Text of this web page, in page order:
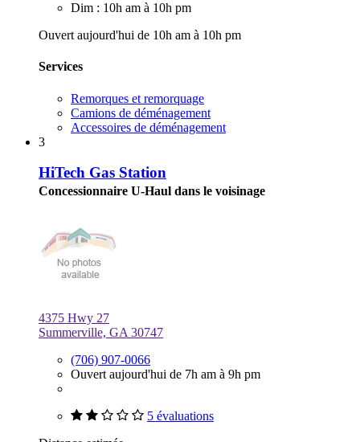
Dim : 10h am à 10h pm
Ouvert aujourd'hui de 10h am à 10h pm
Services
Remorques et remorquage
Camions de déménagement
Accessoires de déménagement
3
HiTech Gas Station
Concessionnaire U-Haul dans le voisinage
4375 Hwy 27
Summerville, GA 30747
(706) 907-0066
Ouvert aujourd'hui de 7h am à 9h pm
5 évaluations